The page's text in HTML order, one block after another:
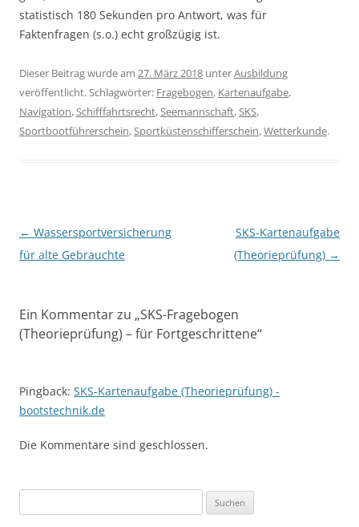
statistisch 180 Sekunden pro Antwort, was für
Faktenfragen (s.o.) echt großzügig ist.
Dieser Beitrag wurde am 27. März 2018 unterAusbildung
veröffentlicht. Schlagwörter: Fragebogen, Kartenaufgabe,
Navigation,Schifffahrtsrecht,Seemannschaft,SKS,
Sportbootführerschein,Sportküstenschifferschein,Wetterkunde.
Beitragsnavigation
← Wassersportversicherung
für alte Gebrauchte
SKS-Kartenaufgabe
(Theorieprüfung) →
Ein Kommentar zu „SKS-Fragebogen
(Theorieprüfung) – für Fortgeschrittene“
Pingback: SKS-Kartenaufgabe (Theorieprüfung) -
bootstechnik.de
Die Kommentare sind geschlossen.
u